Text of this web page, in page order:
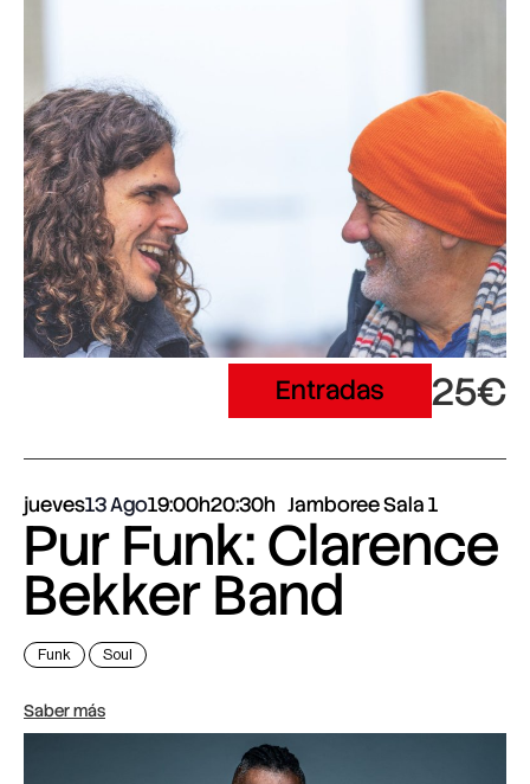
Entradas 25€
jueves13 Ago19:00h20:30h Jamboree Sala 1
Pur Funk: Clarence
Bekker Band
Funk Soul
Saber más